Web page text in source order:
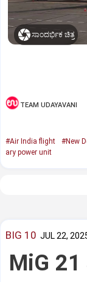
ಸಾಂದರ್ಭಿಕ ಚಿತ್ರ
TEAM UDAYAVANI
#Air India flight #New
ary power unit
BIG 10 JUL 22,
MiG